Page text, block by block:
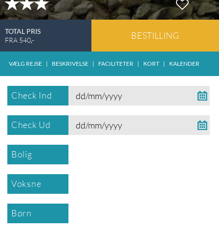
TOTAL PRIS
FRA 540,- BESTILLING
VÆLG REJSE | BESKRIVELSE | FACILITETER | KORT | KALENDER
Check Ind
Check Ud
Bolig
Voksne
Børn